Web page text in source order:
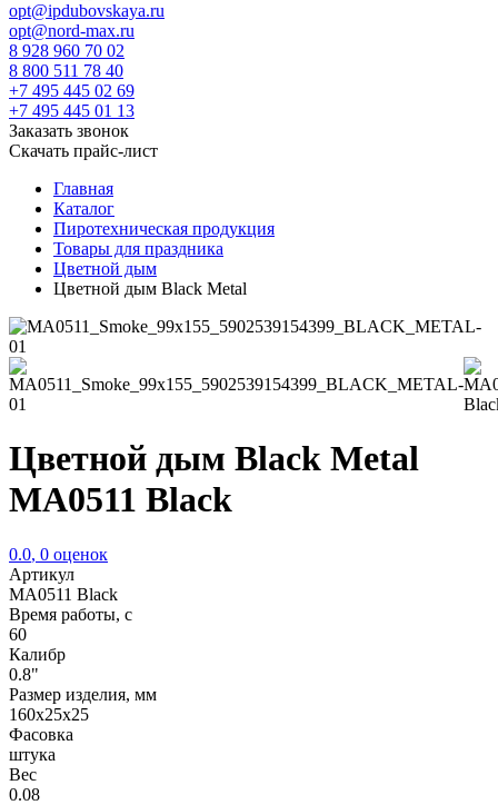
opt@ipdubovskaya.ru
opt@nord-max.ru
8 928 960 70 02
8 800 511 78 40
+7 495 445 02 69
+7 495 445 01 13
Заказать звонок
Скачать прайс-лист
Главная
Каталог
Пиротехническая продукция
Товары для праздника
Цветной дым
Цветной дым Black Metal
Цветной дым Black Metal
MA0511 Black
0.0, 0 оценок
Артикул
MA0511 Black
Время работы, с
60
Калибр
0.8"
Размер изделия, мм
160х25х25
Фасовка
штука
Вес
0.08